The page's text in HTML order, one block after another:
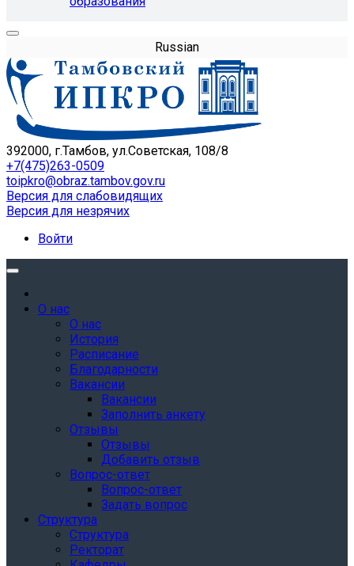
Russian
392000, г.Тамбов, ул.Советская, 108/8
+7(475)263-0509
toipkro@obraz.tambov.gov.ru
Версия для слабовидящих
Версия для незрячих
Войти
О нас
О нас
История
Расписание
Благодарности
Вакансии
Вакансии
Заполнить анкету
Отзывы
Отзывы
Добавить отзыв
Вопрос-ответ
Вопрос-ответ
Задать вопрос
Структура
Структура
Ректорат